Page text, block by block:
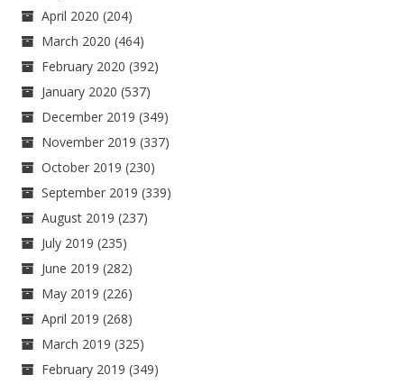
April 2020 (204)
March 2020 (464)
February 2020 (392)
January 2020 (537)
December 2019 (349)
November 2019 (337)
October 2019 (230)
September 2019 (339)
August 2019 (237)
July 2019 (235)
June 2019 (282)
May 2019 (226)
April 2019 (268)
March 2019 (325)
February 2019 (349)